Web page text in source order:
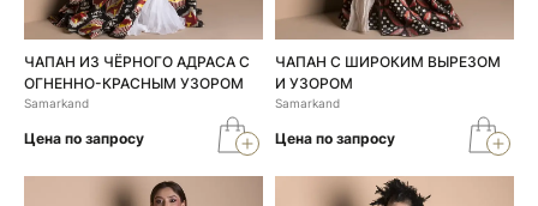
ЧАПАН ИЗ ЧЁРНОГО АДРАСА С
ОГНЕННО-КРАСНЫМ УЗОРОМ
Samarkand
Цена по запросу
ЧАПАН С ШИРОКИМ ВЫРЕЗОМ
И УЗОРОМ
Samarkand
Цена по запросу